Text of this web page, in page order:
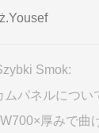
Smok:
ムパネルについ
厚みで曲